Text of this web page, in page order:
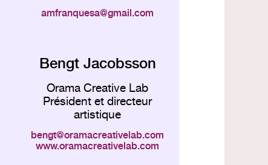
amfranquesa gmail.com
Bengt Jacobsson
Orama Creative Lab
Président et directeur
artistique
bengt
oramacreativelab.com
www.oramacreativelab.com